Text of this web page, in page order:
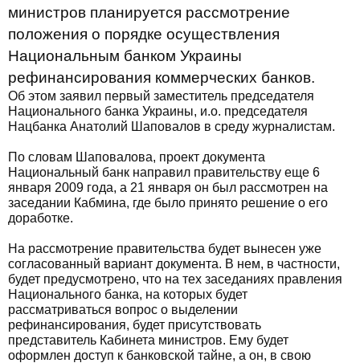
министров планируется рассмотрение
положения о порядке осуществления
Национальным банком Украины
рефинансирования коммерческих банков.
Об этом заявил первый заместитель председателя
Национального банка Украины, и.о. председателя
Нацбанка Анатолий Шаповалов в среду журналистам.
По словам Шаповалова, проект документа
Национальный банк направил правительству еще 6
января 2009 года, а 21 января он был рассмотрен на
заседании Кабмина, где было принято решение о его
доработке.
На рассмотрение правительства будет вынесен уже
согласованный вариант документа. В нем, в частности,
будет предусмотрено, что на тех заседаниях правления
Национального банка, на которых будет
рассматриваться вопрос о выделении
рефинансирования, будет присутствовать
представитель Кабинета министров. Ему будет
оформлен доступ к банковской тайне, а он, в свою